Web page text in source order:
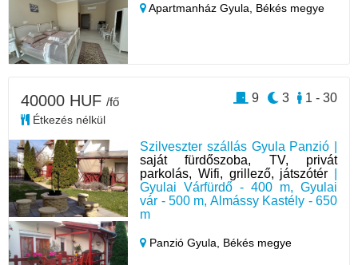
Apartmanház Gyula, Békés megye
Szilveszter szállás Gyula Panzió |
saját fürdőszoba, TV, privát
parkolás, Wifi, grillező, játszótér
Gyulai Várfürdő - 400 m, Gyulai
vár - 500 m, Almássy Kastély - 650
m
Panzió Gyula, Békés megye
40000 HUF /fő
Étkezés nélkül
1 - 30
3
9